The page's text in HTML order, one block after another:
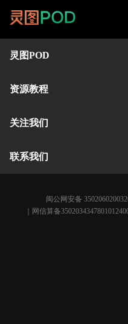
灵图POD
资源教程
关注我们
联系我们
闽公网安备
｜网信算备